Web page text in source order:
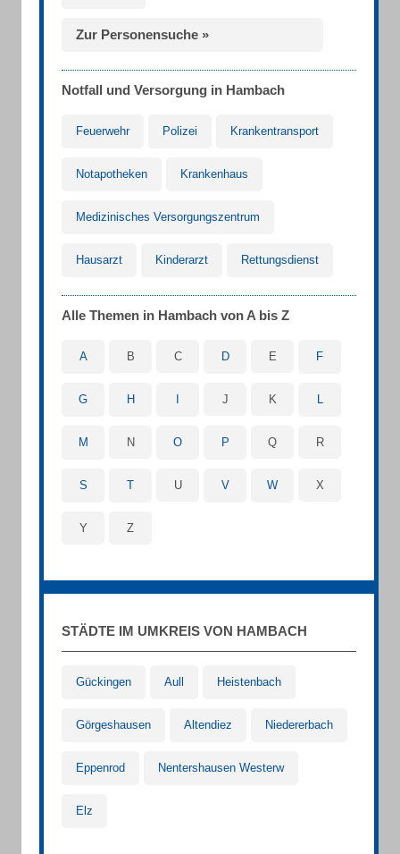
Zur Personensuche »
Notfall und Versorgung in Hambach
Feuerwehr Polizei Krankentransport
Notapotheken Krankenhaus
Medizinisches Versorgungszentrum
Hausarzt Kinderarzt Rettungsdienst
Alle Themen in Hambach von A bis Z
A B C D E F
G H J K L
M N O P Q R
S T U V W X
Y Z
STÄDTE IM UMKREIS VON HAMBACH
Gückingen Aull Heistenbach
Görgeshausen Altendiez Niedererbach
Eppenrod Nentershausen Westerw
Elz